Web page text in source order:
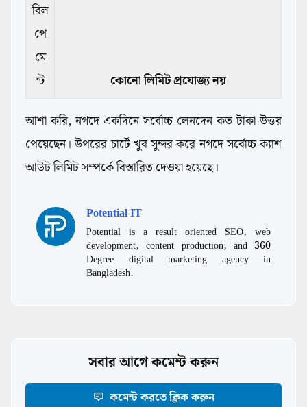
বিল
পে
মে
ন্ট
কোনো লিমিট প্রযোজ্য নয়
আশা করি, নগদে একদিনে সর্বোচ্চ লেনদেন কত টাকা উত্তর
পেয়েছেন। উপরের চার্টে খুব সুন্দর করে নগদে সর্বোচ্চ ক্যাশ
আউট লিমিট সম্পর্কে বিস্তারিত দেওয়া হয়েছে।
Potential IT
Potential is a result oriented SEO, web
development, content production, and 360
Degree digital marketing agency in
Bangladesh.
সবার আগে কমেন্ট করুন
কমেন্ট করতে ক্লিক করুন